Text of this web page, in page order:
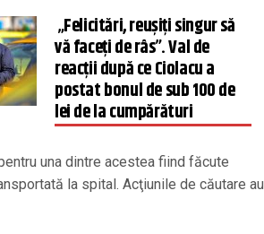
„Felicitări, reușiți singur să
vă faceți de râs”. Val de
reacții după ce Ciolacu a
postat bonul de sub 100 de
lei de la cumpărături
una dintre acestea fiind făcute
la spital. Acţiunile de căutare au